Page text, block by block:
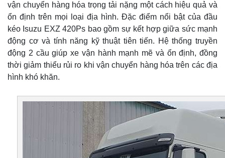
vận chuyển hàng hóa trọng tải nặng một cách hiệu quả và
ổn định trên mọi loại địa hình. Đặc điểm nổi bật của đầu
kéo Isuzu EXZ 420Ps bao gồm sự kết hợp giữa sức mạnh
động cơ và tính năng kỹ thuật tiên tiến. Hệ thống truyền
động 2 cầu giúp xe vận hành mạnh mẽ và ổn định, đồng
thời giảm thiểu rủi ro khi vận chuyển hàng hóa trên các địa
hình khó khăn.